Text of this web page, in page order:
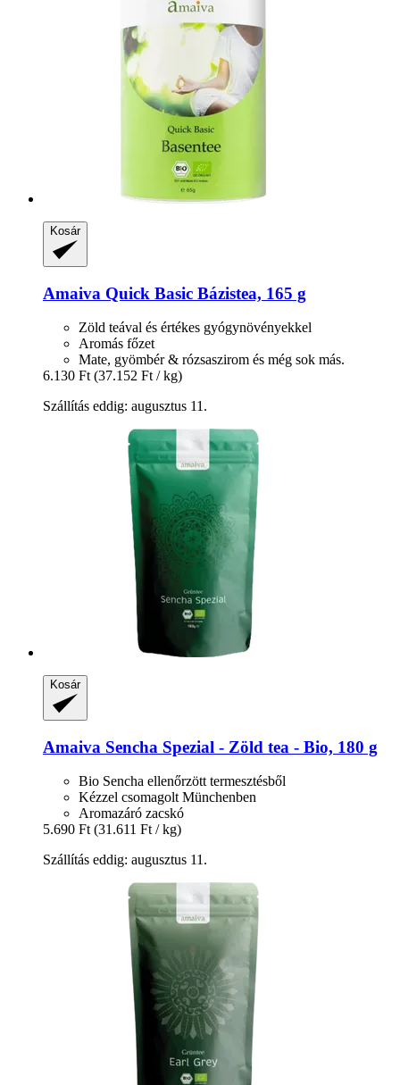
Kosár
Amaiva Quick Basic Bázistea, 165 g
Zöld teával és értékes gyógynövényekkel
Aromás főzet
Mate, gyömbér & rózsaszirom és még sok más.
6.130 Ft (37.152 Ft / kg)
Szállítás eddig: augusztus 11.
Kosár
Amaiva Sencha Spezial -​ Zöld tea -​ Bio, 180 g
Bio Sencha ellenőrzött termesztésből
Kézzel csomagolt Münchenben
Aromazáró zacskó
5.690 Ft (31.611 Ft / kg)
Szállítás eddig: augusztus 11.